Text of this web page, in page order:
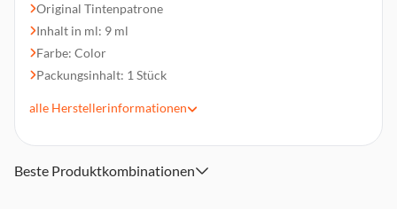
Original Tintenpatrone
Inhalt in ml: 9 ml
Farbe: Color
Packungsinhalt: 1 Stück
alle Herstellerinformationen
Beste Produktkombinationen